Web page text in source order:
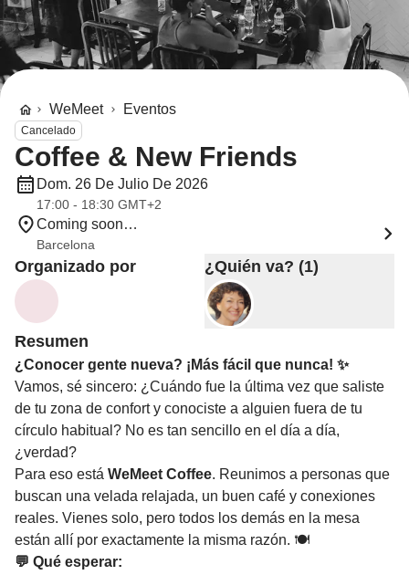
WeMeet Eventos
Cancelado
Coffee & New Friends
Dom. 26 De Julio De 2026
17:00 - 18:30 GMT+2
Coming soon…
Barcelona
Organizado por ¿Quién va? (1)
Resumen
¿Conocer gente nueva? ¡Más fácil que nunca! ✨
Vamos, sé sincero: ¿Cuándo fue la última vez que saliste
de tu zona de confort y conociste a alguien fuera de tu
círculo habitual? No es tan sencillo en el día a día,
¿verdad?
Para eso está WeMeet Coffee. Reunimos a personas que
buscan una velada relajada, un buen café y conexiones
reales. Vienes solo, pero todos los demás en la mesa
están allí por exactamente la misma razón. 🍽️
💬 Qué esperar: